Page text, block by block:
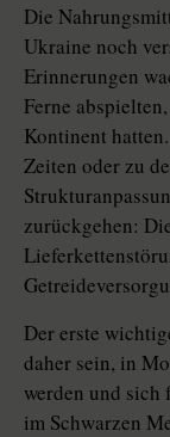
Die
Ukraine noch
Erinnerungen
Ferne
Kontinent
Zeiten oder zu
zurückgehen:
Der erste
daher sein, in
werden und sich
im Schwarzen